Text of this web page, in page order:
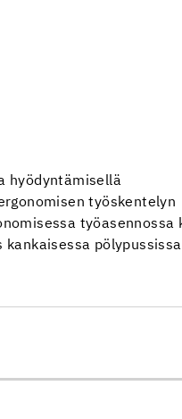
hyödyntämisellä
työskentelyn
työasennossa
pölypussissa